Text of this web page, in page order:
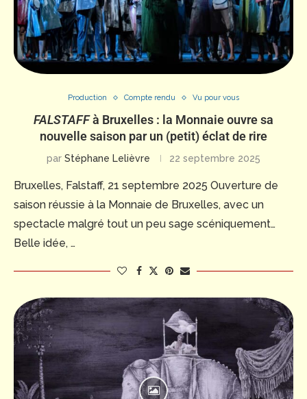
Production Compte rendu Vu pour vous
FALSTAFFà Bruxelles : la Monnaie ouvre sa
nouvelle saison par un (petit) éclat de rire
par Stéphane Lelièvre 22 septembre 2025
Bruxelles, Falstaff, 21 septembre 2025 Ouverture de
saison réussie à la Monnaie de Bruxelles, avec un
spectacle malgré tout un peu sage scéniquement…
Belle idée, …